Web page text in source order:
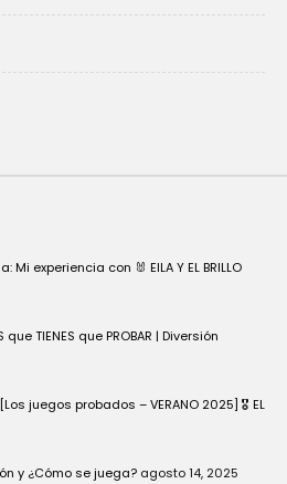
experiencia con 🐰 EILA Y EL BRILLO
que TIENES que PROBAR | Diversión
juegos probados – VERANO 2025] 🎖️ EL
y ¿Cómo se juega? agosto 14, 2025